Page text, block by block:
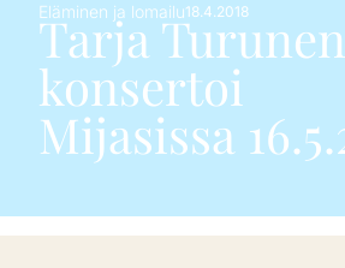
Eläminen ja lomailu18.4.2018
Tarja Turunen
konsertoi
Mijasissa